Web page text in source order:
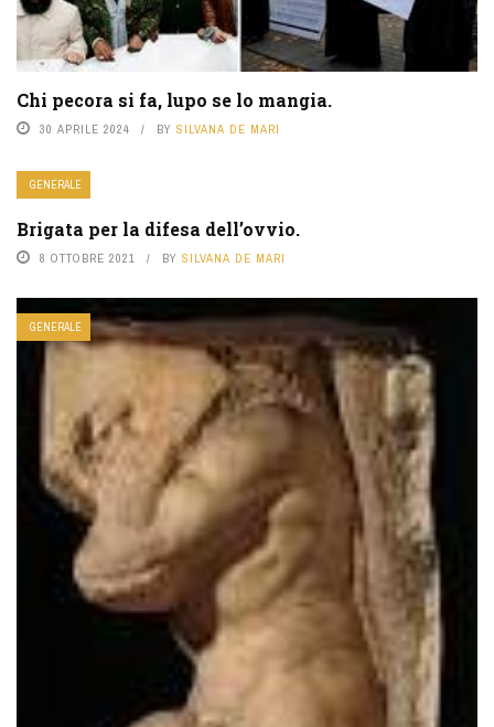
Chi pecora si fa, lupo se lo mangia.
30 APRILE 2024 BY SILVANA DE MARI
GENERALE
Brigata per la difesa dell’ovvio.
8 OTTOBRE 2021 BY SILVANA DE MARI
GENERALE